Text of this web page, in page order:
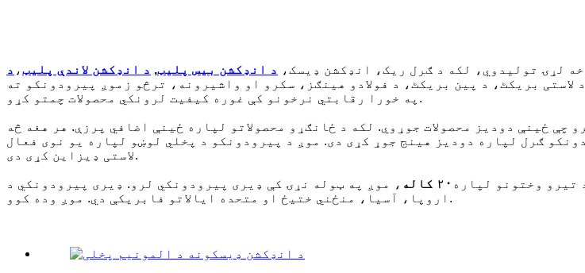
لړۍ تولیدوي، لکه د ګرل ریک، انډکشن ډیسک، د انډکشن بیس پلیټ, د انډکشن لاندې پلیټ، د
بریکٹ، د پین بریکٹ، د فولادو هینګز، سکرو او واشیرونه، ترڅو زموږ پیرودونکو ته
په خورا رقابتي نرخونو کې غوره کیفیت لرونکي محصولات چمتو کړو.
ځینې دودیز محصولات جوړوي. لکه د ځانګړو محصولاتو لپاره ځینې اضافي پرزې. هر هغه څه
ګرل لپاره دودیز هینج جوړ کړی دی. موږ د پیرودونکو د پخلي لوښو لپاره یو نوی فعال
لاستی ډیزاین کړی دی.
تیرو وختونو لپاره ۲۰ کاله
، موږ په ټوله نړۍ کې ډیری پیرودونکي لرو. ډیری پیرودونکي د
اروپا، آسیا، منځني ختیځ او متحده ایالاتو فابریکې دي. موږ وده کوو.